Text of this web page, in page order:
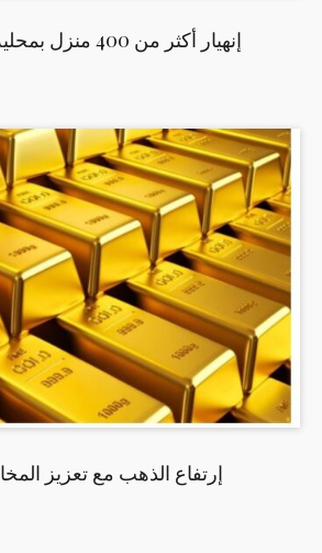
إنهيار أكثر من 400 منزل بمحلية قلي بالنيل الابيض
إرتفاع الذهب مع تعزيز